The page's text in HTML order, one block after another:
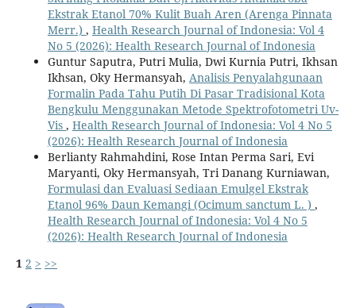
Ekstrak Etanol 70% Kulit Buah Aren (Arenga Pinnata
Merr.) , Health Research Journal of Indonesia: Vol 4
No 5 (2026): Health Research Journal of Indonesia
Guntur Saputra, Putri Mulia, Dwi Kurnia Putri, Ikhsan
Ikhsan, Oky Hermansyah, Analisis Penyalahgunaan
Formalin Pada Tahu Putih Di Pasar Tradisional Kota
Bengkulu Menggunakan Metode Spektrofotometri Uv-
Vis , Health Research Journal of Indonesia: Vol 4 No 5
(2026): Health Research Journal of Indonesia
Berlianty Rahmahdini, Rose Intan Perma Sari, Evi
Maryanti, Oky Hermansyah, Tri Danang Kurniawan,
Formulasi dan Evaluasi Sediaan Emulgel Ekstrak
Etanol 96% Daun Kemangi (Ocimum sanctum L. ) ,
Health Research Journal of Indonesia: Vol 4 No 5
(2026): Health Research Journal of Indonesia
1 2 > >>